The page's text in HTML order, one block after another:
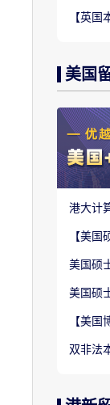
【英国
美国
港大计
【美国
美国硕
美国硕
【美国
双非法